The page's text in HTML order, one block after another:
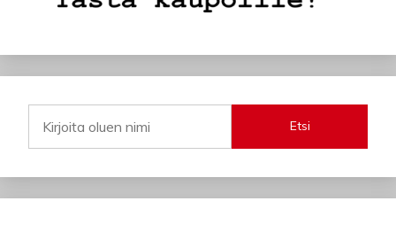
Etsi